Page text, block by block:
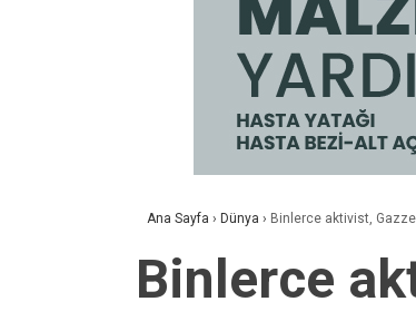
Ana Sayfa › Dünya › Binlerce aktivist, Gazze
Binlerce